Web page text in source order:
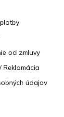
od zmluvy
Reklamácia
údajov